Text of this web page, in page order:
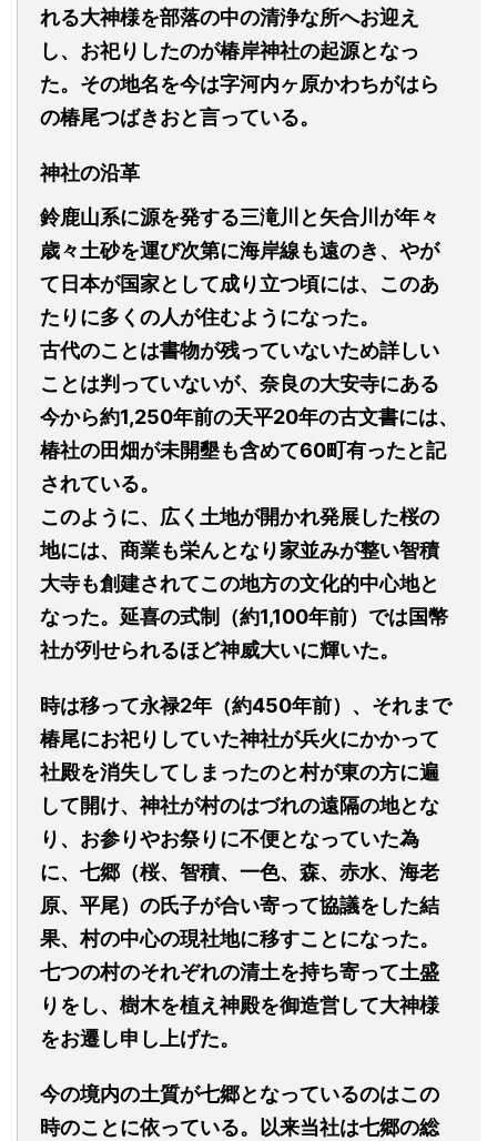
れる大神様を部落の中の清浄な所へお迎え
し、お祀りしたのが椿岸神社の起源となっ
た。その地名を今は字河内ヶ原かわちがはら
の椿尾つばきおと言っている。
神社の沿革
鈴鹿山系に源を発する三滝川と矢合川が年々
歳々土砂を運び次第に海岸線も遠のき、やが
て日本が国家として成り立つ頃には、このあ
たりに多くの人が住むようになった。
古代のことは書物が残っていないため詳しい
ことは判っていないが、奈良の大安寺にある
今から約1,250年前の天平20年の古文書には、
椿社の田畑が未開墾も含めて60町有ったと記
されている。
このように、広く土地が開かれ発展した桜の
地には、商業も栄んとなり家並みが整い智積
大寺も創建されてこの地方の文化的中心地と
なった。延喜の式制（約1,100年前）では国幣
社が列せられるほど神威大いに輝いた。
時は移って永禄2年（約450年前）、それまで
椿尾にお祀りしていた神社が兵火にかかって
社殿を消失してしまったのと村が東の方に遍
して開け、神社が村のはづれの遠隔の地とな
り、お参りやお祭りに不便となっていた為
に、七郷（桜、智積、一色、森、赤水、海老
原、平尾）の氏子が合い寄って協議をした結
果、村の中心の現社地に移すことになった。
七つの村のそれぞれの清土を持ち寄って土盛
りをし、樹木を植え神殿を御造営して大神様
をお遷し申し上げた。
今の境内の土質が七郷となっているのはこの
時のことに依っている。以来当社は七郷の総